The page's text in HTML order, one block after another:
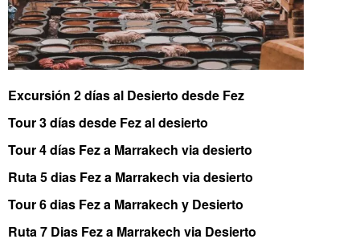
Excursión 2 días al Desierto desde Fez
Tour 3 días desde Fez al desierto
Tour 4 días Fez a Marrakech via desierto
Ruta 5 dias Fez a Marrakech via desierto
Tour 6 dias Fez a Marrakech y Desierto
Ruta 7 Dias Fez a Marrakech via Desierto